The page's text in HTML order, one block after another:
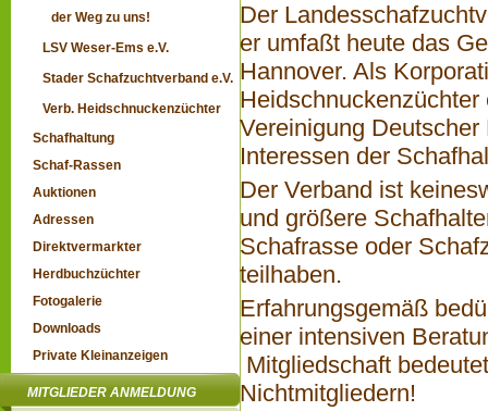
der Weg zu uns!
LSV Weser-Ems e.V.
Stader Schafzuchtverband e.V.
Verb. Heidschnuckenzüchter
Schafhaltung
Schaf-Rassen
Auktionen
Adressen
Direktvermarkter
Herdbuchzüchter
Fotogalerie
Downloads
Private Kleinanzeigen
MITGLIEDER ANMELDUNG
Der
er umfaßt heute das
Hannover. Als
Vereinigung
Interessen der
Der Verband ist
und größere
Schafrasse oder
teilhaben.
Erfahrungsgemäß
einer intensiven
Mitgliedschaft
Nichtmitgliedern!